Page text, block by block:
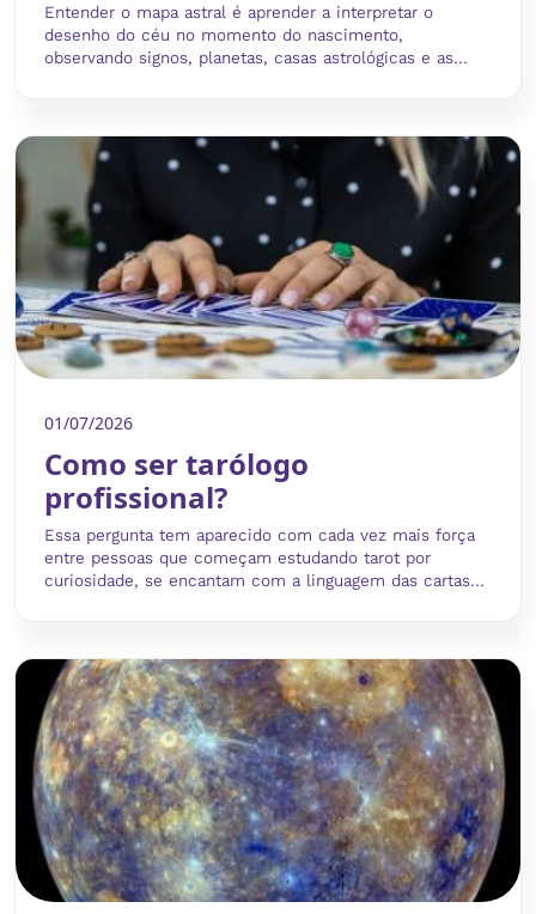
Entender o mapa astral é aprender a interpretar o
desenho do céu no momento do nascimento,
observando signos, planetas, casas astrológicas e as...
01/07/2026
Como ser tarólogo
profissional?
Essa pergunta tem aparecido com cada vez mais força
entre pessoas que começam estudando tarot por
curiosidade, se encantam com a linguagem das cartas...